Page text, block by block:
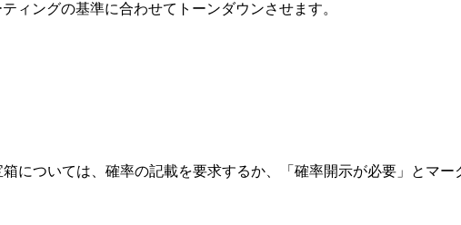
ィングの基準に合わせてトーンダウンさせます。
については、確率の記載を要求するか、「確率開示が必要」とマー